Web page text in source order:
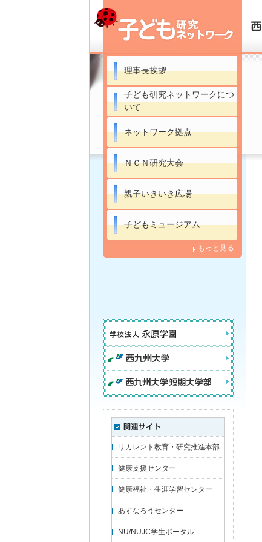
理事長挨拶
子ども研究ネットワークにつ
いて
ネットワーク拠点
ＮＣＮ研究大会
親子いきいき広場
子どもミュージアム
もっと見る
リカレント教育・研究推進本部
健康支援センター
健康福祉・生涯学習センター
あすなろうセンター
NU/NUJC学生ポータル